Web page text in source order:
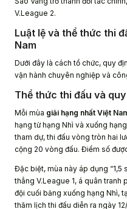
V.League 2.
Luật lệ và thể thức thi
Nam
Dưới đây là cách tổ chức, quy
vận hành chuyên nghiệp và
Thể thức thi đấu và
Mỗi mùa giải hạng nhất Việt
hạng từ hạng Nhì và xuống
tham dự, thi đấu vòng tròn hai
cộng 20 vòng đấu. Điểm số
Đặc biệt, mùa này áp dụng “1,5
thẳng V.League 1, á quân
đội cuối bảng xuống hạng Nhì,
thăm lịch thi đấu diễn ra ngày